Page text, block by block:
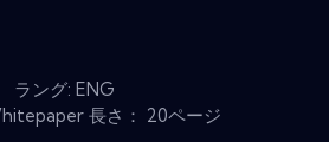
ラング: ENG
長さ： 20ページ